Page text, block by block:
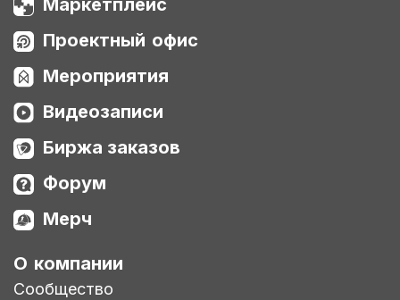
Маркетплейс
Проектный офис
Мероприятия
Видеозаписи
Биржа заказов
Форум
Мерч
О компании
Сообщество